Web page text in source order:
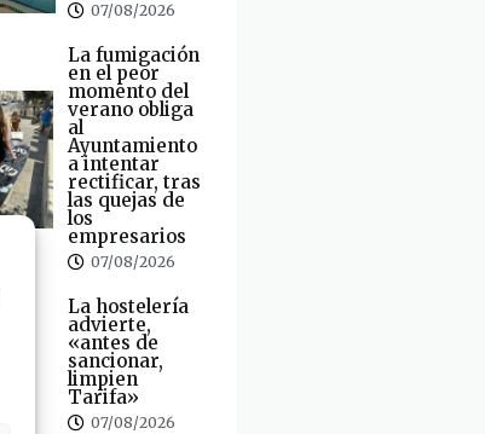
07/08/2026
La fumigación
en el peor
momento del
verano obliga
al
Ayuntamiento
a intentar
rectificar, tras
las quejas de
los
empresarios
07/08/2026
La hostelería
advierte,
«antes de
sancionar,
limpien
Tarifa»
07/08/2026